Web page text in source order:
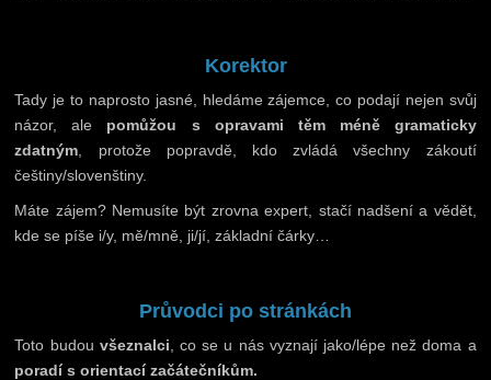
Korektor
Tady je to naprosto jasné, hledáme zájemce, co podají nejen svůj
názor, ale pomůžou s opravami těm méně gramaticky
zdatným , protože popravdě, kdo zvládá všechny zákoutí
češtiny/slovenštiny.
Máte zájem? Nemusíte být zrovna expert, stačí nadšení a vědět,
kde se píše i/y, mě/mně, ji/jí, základní čárky…
Průvodci po stránkách
Toto budou všeznalci , co se u nás vyznají jako/lépe než doma a
poradí s orientací začátečníkům.